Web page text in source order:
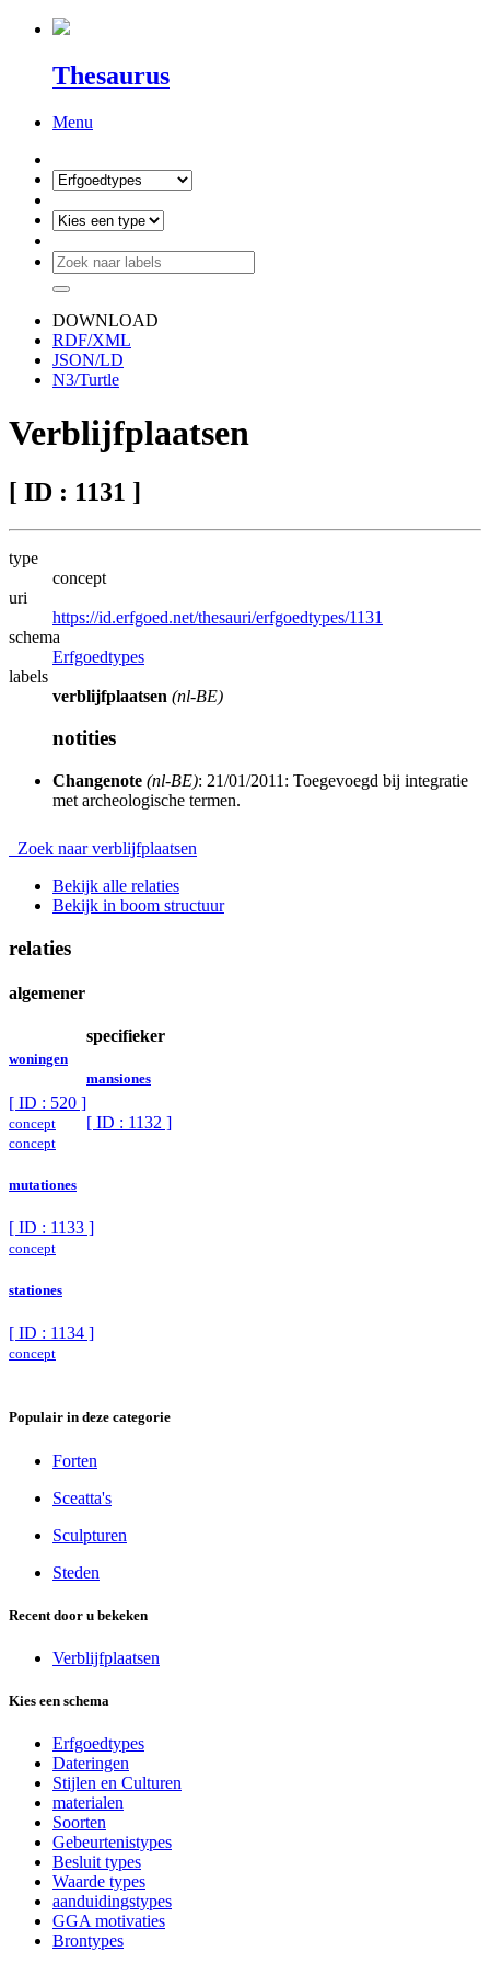
Thesaurus
Menu
DOWNLOAD
RDF/XML
JSON/LD
N3/Turtle
Verblijfplaatsen
[ ID : 1131 ]
type
concept
uri
https://id.erfgoed.net/thesauri/erfgoedtypes/1131
schema
Erfgoedtypes
labels
verblijfplaatsen (nl-BE)
notities
Changenote (nl-BE): 21/01/2011: Toegevoegd bij integratie
met archeologische termen.
Zoek naar verblijfplaatsen
Bekijk alle relaties
Bekijk in boom structuur
relaties
algemener
woningen
[ ID : 520 ]
concept
specifieker
mansiones
[ ID : 1132 ]
concept
mutationes
[ ID : 1133 ]
concept
stationes
[ ID : 1134 ]
concept
Populair in deze categorie
Forten
Sceatta's
Sculpturen
Steden
Recent door u bekeken
Verblijfplaatsen
Kies een schema
Erfgoedtypes
Dateringen
Stijlen en Culturen
materialen
Soorten
Gebeurtenistypes
Besluit types
Waarde types
aanduidingstypes
GGA motivaties
Brontypes